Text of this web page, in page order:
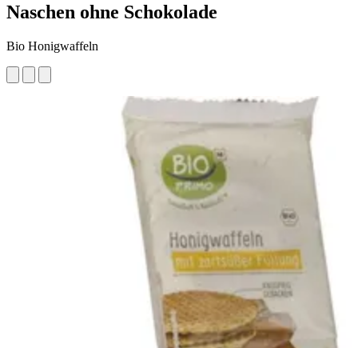
Naschen ohne Schokolade
Bio Honigwaffeln